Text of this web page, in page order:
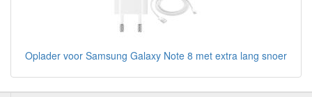
Oplader voor Samsung Galaxy Note 8 met extra lang snoer